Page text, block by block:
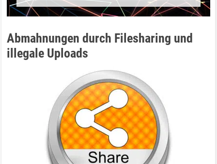
Abmahnungen durch Filesharing und
illegale Uploads